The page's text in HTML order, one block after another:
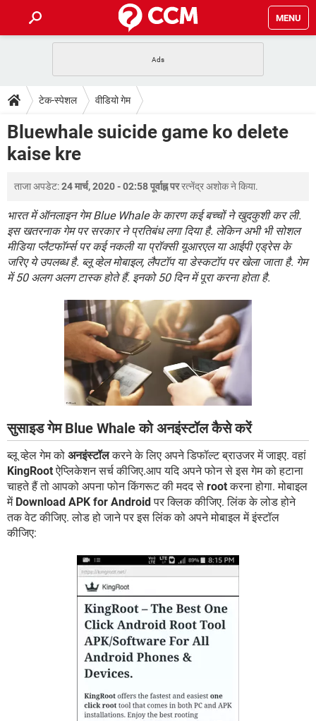
MENU
फोन पर अकाउंट बैलेंस चेक
WhatsApp Hack हो गया? Lucky Patcher यूज करें
टेक-स्पेशल
2020 के फ्री एंटीवायरस
बेस्ट फ्री ऑनलाइन गेम्स
डाउनलोड
Vidmate
FORUM
TikTok Account Freeze हो गया JioPhone में TikTok डाउनलोड
SBI बैंक अकाउंट नंबर पता करें
केबल और कनेक्टर्स कंप्यूटर बस
सीरियल और पैरलल पोर्ट
टेक-स्पेशल वीडियो गेम
Bluewhale suicide game ko delete
kaise kre
ताजा अपडेट:24 मार्च, 2020 - 02:58 पूर्वाह्न पररत्नेंद्र अशोकने किया.
भारत में ऑनलाइन गेम Blue Whale के कारण कई बच्चों ने खुदकुशी कर ली.
इस खतरनाक गेम पर सरकार ने प्रतिबंध लगा दिया है. लेकिन अभी भी सोशल
मीडिया प्लैटफॉर्म्स पर कई नकली या प्रॉक्सी यूआरएल या आईपी एड्रेस के
जरिए ये उपलब्ध है. ब्लू व्हेल मोबाइल, लैपटॉप या डेस्कटॉप पर खेला जाता है. गेम
में 50 अलग अलग टास्क होते हैं. इनको 50 दिन में पूरा करना होता है.
सुसाइड गेम Blue Whale को अनइंस्टॉल कैसे करें
ब्लू व्हेल गेम को अनइंस्टॉलकरने के लिए अपने डिफॉल्ट ब्राउजर में जाइए. वहां
KingRootऐप्लिकेशन सर्च कीजिए.आप यदि अपने फोन से इस गेम को हटाना
चाहते हैं तो आपको अपना फोन किंगरूट की मदद से rootकरना होगा. मोबाइल
में Download APK for Androidपर क्लिक कीजिए. लिंक के लोड होने
तक वेट कीजिए. लोड हो जाने पर इस लिंक को अपने मोबाइल में इंस्टॉल
कीजिए: